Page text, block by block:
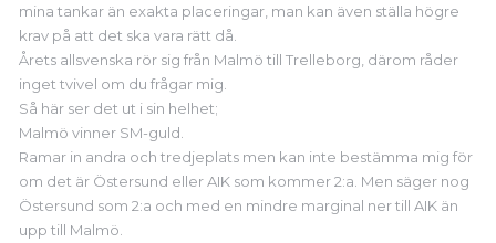
mina tankar än exakta placeringar, man kan även ställa högre
krav på att det ska vara rätt då.
Årets allsvenska rör sig från Malmö till Trelleborg, därom råder
inget tvivel om du frågar mig.
Så här ser det ut i sin helhet;
Malmö vinner SM-guld.
Ramar in andra och tredjeplats men kan inte bestämma mig för
om det är Östersund eller AIK som kommer 2:a. Men säger nog
Östersund som 2:a och med en mindre marginal ner till AIK än
upp till Malmö.